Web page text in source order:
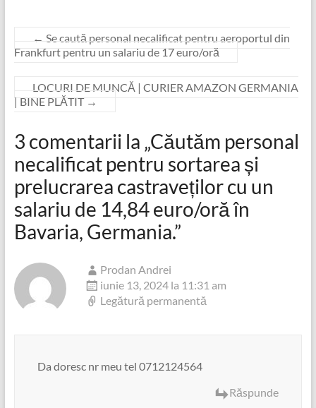
← Se caută personal necalificat pentru aeroportul din
Frankfurt pentru un salariu de 17 euro/oră
LOCURI DE MUNCĂ | CURIER AMAZON GERMANIA
| BINE PLĂTIT →
3 comentarii la „Căutăm personal
necalificat pentru sortarea și
prelucrarea castraveților cu un
salariu de 14,84 euro/oră în
Bavaria, Germania.”
Prodan Andrei
iunie 13, 2024 la 11:31 am
Legătură permanentă
Da doresc nr meu tel 0712124564
Răspunde